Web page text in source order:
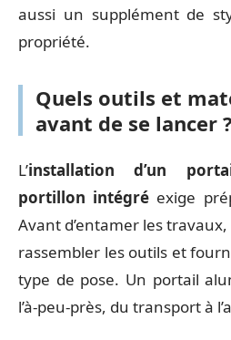
aussi un supplément de
propriété.
Quels outils et
avant de se lancer ?
L’installation d’un
portillon intégré exige
Avant d’entamer les
rassembler les outils et
type de pose. Un portail
l’à-peu-près, du transport à